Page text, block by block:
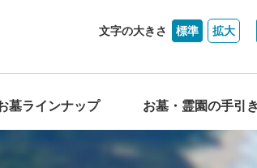
文字の大きさ 標準 拡大
墓ラインナップ お墓・霊園の手引き